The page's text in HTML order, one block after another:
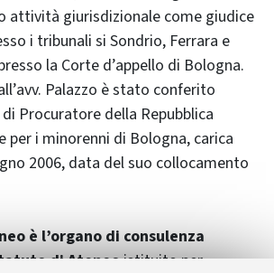
attività giurisdizionale come giudice
i tribunali si Sondrio, Ferrara e
la Corte d’appello di Bologna.
Palazzo è stato conferito
Procuratore della Repubblica
per i minorenni di Bologna, carica
2006, data del suo collocamento
è l’organo di consulenza
di Ateneoistituito per